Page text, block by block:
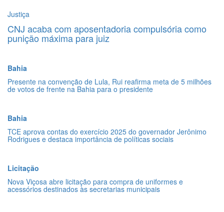
Justiça
CNJ acaba com aposentadoria compulsória como
punição máxima para juiz
Bahia
Presente na convenção de Lula, Rui reafirma meta de 5 milhões
de votos de frente na Bahia para o presidente
Bahia
TCE aprova contas do exercício 2025 do governador Jerônimo
Rodrigues e destaca importância de políticas sociais
Licitação
Nova Viçosa abre licitação para compra de uniformes e
acessórios destinados às secretarias municipais